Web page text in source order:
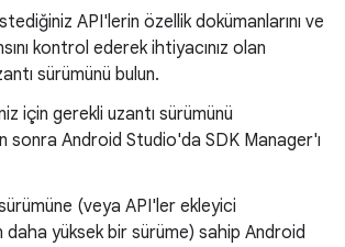
API'lerin özellik dokümanlarını ve
kontrol ederek ihtiyacınız olan
sürümünü bulun.
için gerekli uzantı sürümünü
sonra Android Studio'da SDK Manager'ı
(veya API'ler ekleyici
daha yüksek bir sürüme) sahip Android